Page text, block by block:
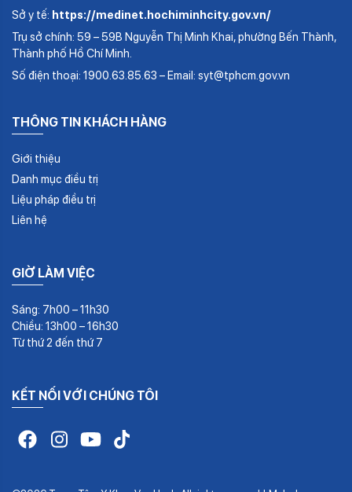
Sở y tế: https://medinet.hochiminhcity.gov.vn/
Trụ sở chính: 59 – 59B Nguyễn Thị Minh Khai, phường Bến Thành,
Thành phố Hồ Chí Minh.
Số điện thoại: 1900.63.85.63 – Email: syt@tphcm.gov.vn
THÔNG TIN KHÁCH HÀNG
Giới thiệu
Danh mục điều trị
Liệu pháp điều trị
Liên hệ
GIỜ LÀM VIỆC
Sáng: 7h00 – 11h30
Chiều: 13h00 – 16h30
Từ thứ 2 đến thứ 7
KẾT NỐI VỚI CHÚNG TÔI